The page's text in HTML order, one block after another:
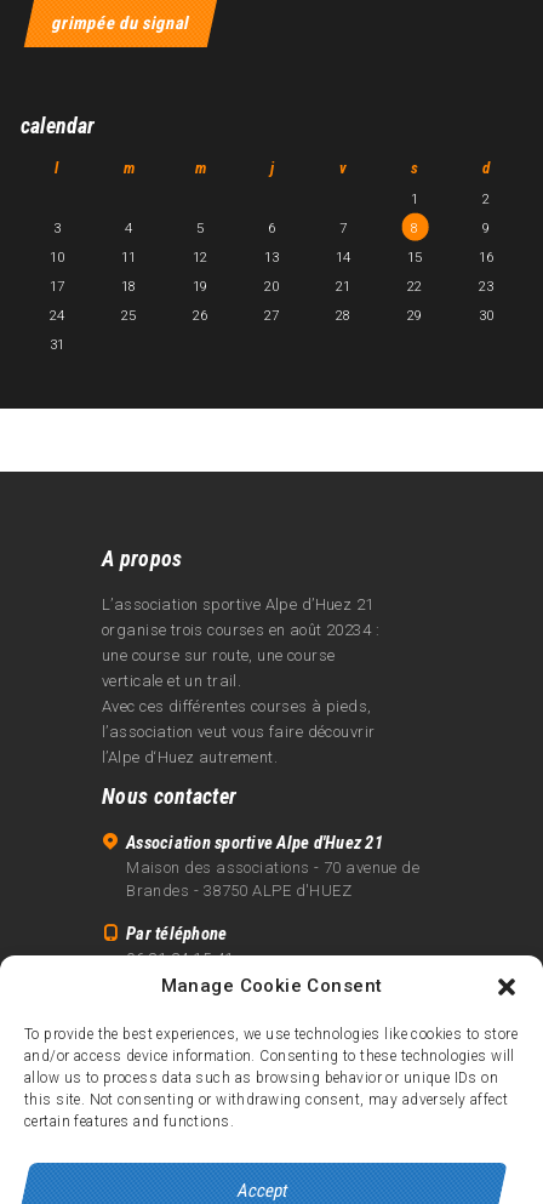
Manage Cookie Consent
To provide the best experiences, we use technologies like cookies to store
and/or access device information. Consenting to these technologies will
allow us to process data such as browsing behavior or unique IDs on
this site. Not consenting or withdrawing consent, may adversely affect
certain features and functions.
Accept
grimpée du signal
calendar
l m m j v s d
1
2
3
4 5 6 7 8
9
10
11 12 13 14 15
16
17
18 19 20 21 22
23
24
25 26 27 28 29
30
31
A propos
L’association sportive Alpe d’Huez 21
organise trois courses en août 20234 :
une course sur route, une course
verticale et un trail.
Avec ces différentes courses à pieds,
l’association veut vous faire découvrir
l’Alpe d‘Huez autrement.
Nous contacter
Association sportive Alpe d'Huez 21
Maison des associations - 70 avenue de
Brandes - 38750 ALPE d'HUEZ
Par téléphone
06 81 24 15 41
info@alpe21.fr
Mentions légales
Contact
crédits